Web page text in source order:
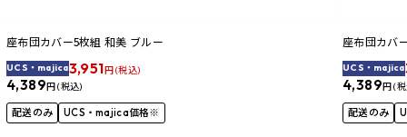
座布団カバー5枚組 和美 ブルー
UCS・majica3,951円 (税込)
4,389円 (税込)
配送のみ UCS・majica価格※
座布団カバ
UCS・majica
4,389円 (
配送のみ